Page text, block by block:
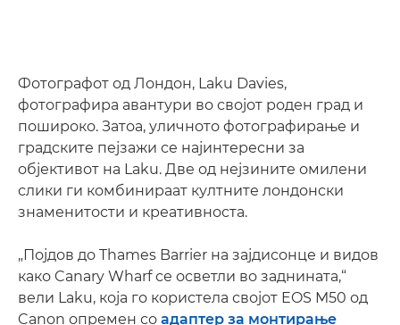
Фотографот од Лондон, Laku Davies,
фотографира авантури во својот роден град и
пошироко. Затоа, уличното фотографирање и
градските пејзажи се најинтересни за
објективот на Laku. Две од нејзините омилени
слики ги комбинираат култните лондонски
знаменитости и креативноста.
„Појдов до Thames Barrier на зајдисонце и видов
како Canary Wharf се осветли во заднината,“
вели Laku, која го користела својот EOS M50 од
Canon опремен со адаптер за монтирање